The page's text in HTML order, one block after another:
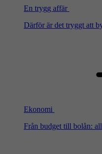
En trygg affär
Därför är det tryggt att
Ekonomi
Från budget till bolån: